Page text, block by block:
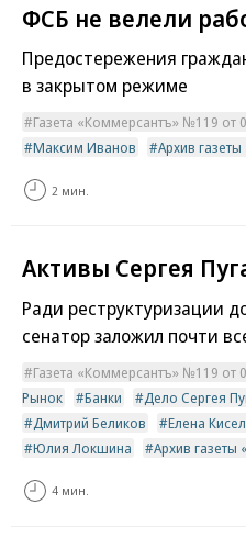
ФСБ не велели
Предостережения
в закрытом режиме
Газета «Коммерсантъ» №119 от
Максим Иванов
Архив
2 мин.
Активы Сергея
Ради реструктуризации
сенатор заложил почти
Газета «Коммерсантъ» №119 от
Рынок
Банки Дело Сергея
Дмитрий Беликов
Елена
Юлия Локшина
Архив газеты
4 мин.